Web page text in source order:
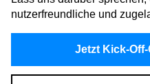
nutzerfreundliche und
Jetzt Kick-